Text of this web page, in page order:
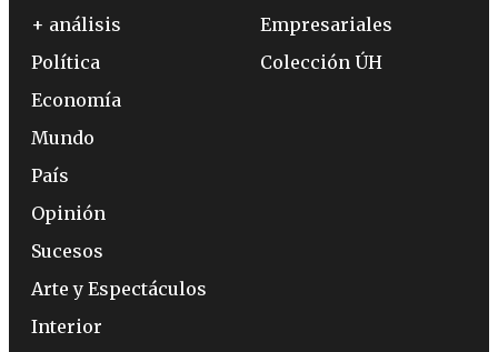
+ análisis
Política
Economía
Mundo
País
Opinión
Sucesos
Arte y Espectáculos
Interior
Empresariales
Colección ÚH